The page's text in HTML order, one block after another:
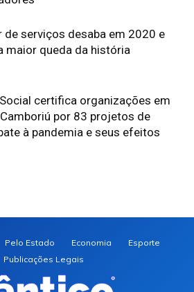
de serviços desaba em 2020 e
maior queda da história
certifica organizações em
Camboriú por 83 projetos de
à pandemia e seus efeitos
Pelo Estado Economia
Esporte
Publicações Legais